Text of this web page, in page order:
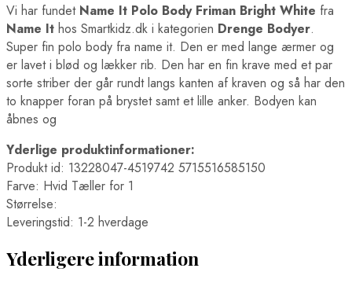
Vi har fundet Name It Polo Body Friman Bright White fra
Name It hos Smartkidz.dk i kategorien Drenge Bodyer.
Super fin polo body fra name it. Den er med lange ærmer og
er lavet i blød og lækker rib. Den har en fin krave med et par
sorte striber der går rundt langs kanten af kraven og så har den
to knapper foran på brystet samt et lille anker. Bodyen kan
åbnes og
Yderlige produktinformationer:
Produkt id: 13228047-4519742 5715516585150
Farve: Hvid Tæller for 1
Størrelse:
Leveringstid: 1-2 hverdage
Yderligere information